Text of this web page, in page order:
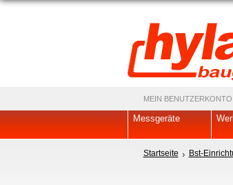
MEIN BENUTZERKONTO
Messgeräte
Startseite Bst-